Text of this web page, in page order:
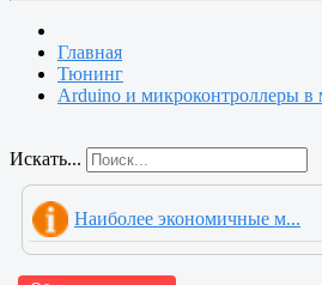
Главная
Тюнинг
Arduino и микроконтроллеры
Искать...
Наиболее экономичные м...